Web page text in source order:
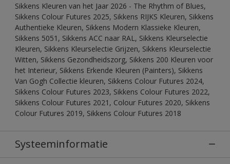
Sikkens Kleuren van het Jaar 2026 - The Rhythm of Blues,
Sikkens Colour Futures 2025, Sikkens RIJKS Kleuren, Sikkens
Authentieke Kleuren, Sikkens Modern Klassieke Kleuren,
Sikkens 5051, Sikkens ACC naar RAL, Sikkens Kleurselectie
Kleuren, Sikkens Kleurselectie Grijzen, Sikkens Kleurselectie
Witten, Sikkens Gezondheidszorg, Sikkens 200 Kleuren voor
het Interieur, Sikkens Erkende Kleuren (Painters), Sikkens
Van Gogh Collectie kleuren, Sikkens Colour Futures 2024,
Sikkens Colour Futures 2023, Sikkens Colour Futures 2022,
Sikkens Colour Futures 2021, Colour Futures 2020, Sikkens
Colour Futures 2019, Sikkens Colour Futures 2018
Systeeminformatie